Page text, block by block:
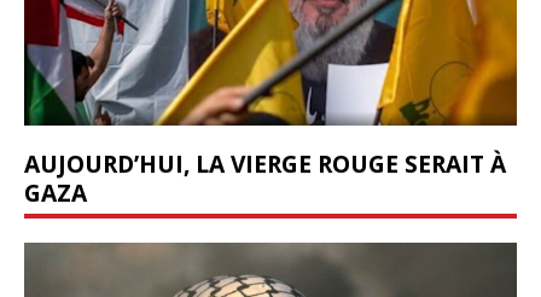
AUJOURD’HUI, LA VIERGE ROUGE SERAIT À
GAZA